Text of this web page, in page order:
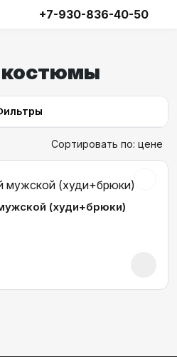
+7-930-836-40-50
костюмы
Сортировать по: цене
(худи+брюки)